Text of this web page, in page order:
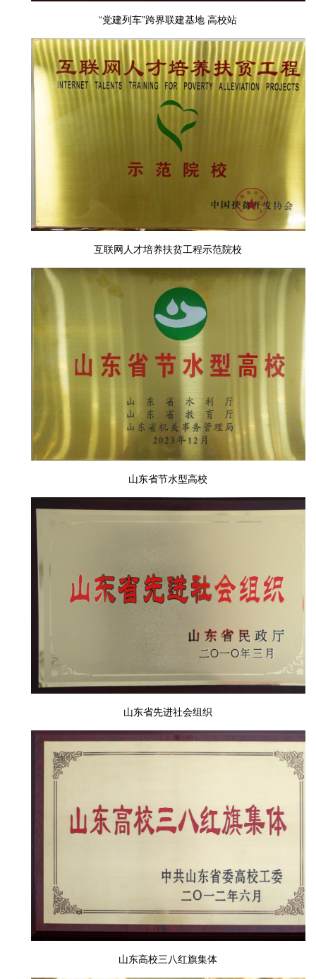
“党建列车”跨界联建基地 高校站
互联网人才培养扶贫工程示范院校
山东省节水型高校
山东省先进社会组织
山东高校三八红旗集体